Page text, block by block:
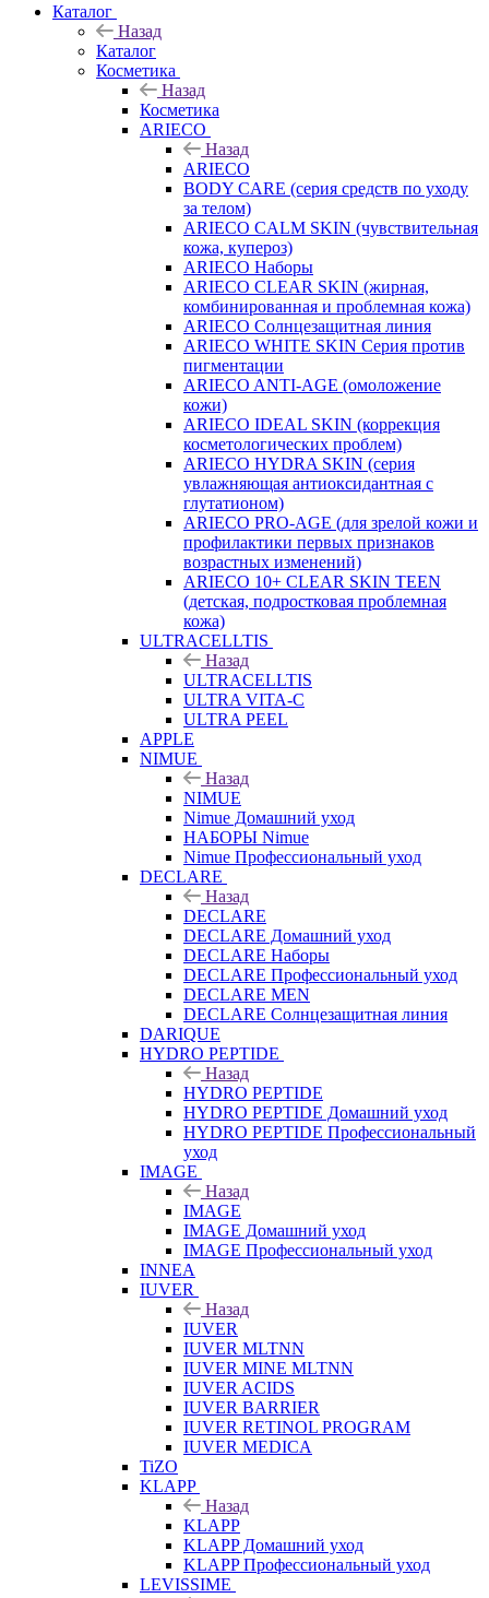
Каталог
Назад
Каталог
Косметика
Назад
Косметика
ARIECO
Назад
ARIECO
BODY CARE (серия средств по уходу
за телом)
ARIECO CALM SKIN (чувствительная
кожа, купероз)
ARIECO Наборы
ARIECO CLEAR SKIN (жирная,
комбинированная и проблемная кожа)
ARIECO Солнцезащитная линия
ARIECO WHITE SKIN Серия против
пигментации
ARIECO ANTI-AGE (омоложение
кожи)
ARIECO IDEAL SKIN (коррекция
косметологических проблем)
ARIECO HYDRA SKIN (серия
увлажняющая антиоксидантная с
глутатионом)
ARIECO PRO-AGE (для зрелой кожи и
профилактики первых признаков
возрастных изменений)
ARIECO 10+ CLEAR SKIN TEEN
(детская, подростковая проблемная
кожа)
ULTRACELLTIS
Назад
ULTRACELLTIS
ULTRA VITA-C
ULTRA PEEL
APPLE
NIMUE
Назад
NIMUE
Nimue Домашний уход
НАБОРЫ Nimue
Nimue Профессиональный уход
DECLARE
Назад
DECLARE
DECLARE Домашний уход
DECLARE Наборы
DECLARE Профессиональный уход
DECLARE MEN
DECLARE Солнцезащитная линия
DARIQUE
HYDRO PEPTIDE
Назад
HYDRO PEPTIDE
HYDRO PEPTIDE Домашний уход
HYDRO PEPTIDE Профессиональный
уход
IMAGE
Назад
IMAGE
IMAGE Домашний уход
IMAGE Профессиональный уход
INNEA
IUVER
Назад
IUVER
IUVER MLTNN
IUVER MINE MLTNN
IUVER ACIDS
IUVER BARRIER
IUVER RETINOL PROGRAM
IUVER MEDICA
TiZO
KLAPP
Назад
KLAPP
KLAPP Домашний уход
KLAPP Профессиональный уход
LEVISSIME